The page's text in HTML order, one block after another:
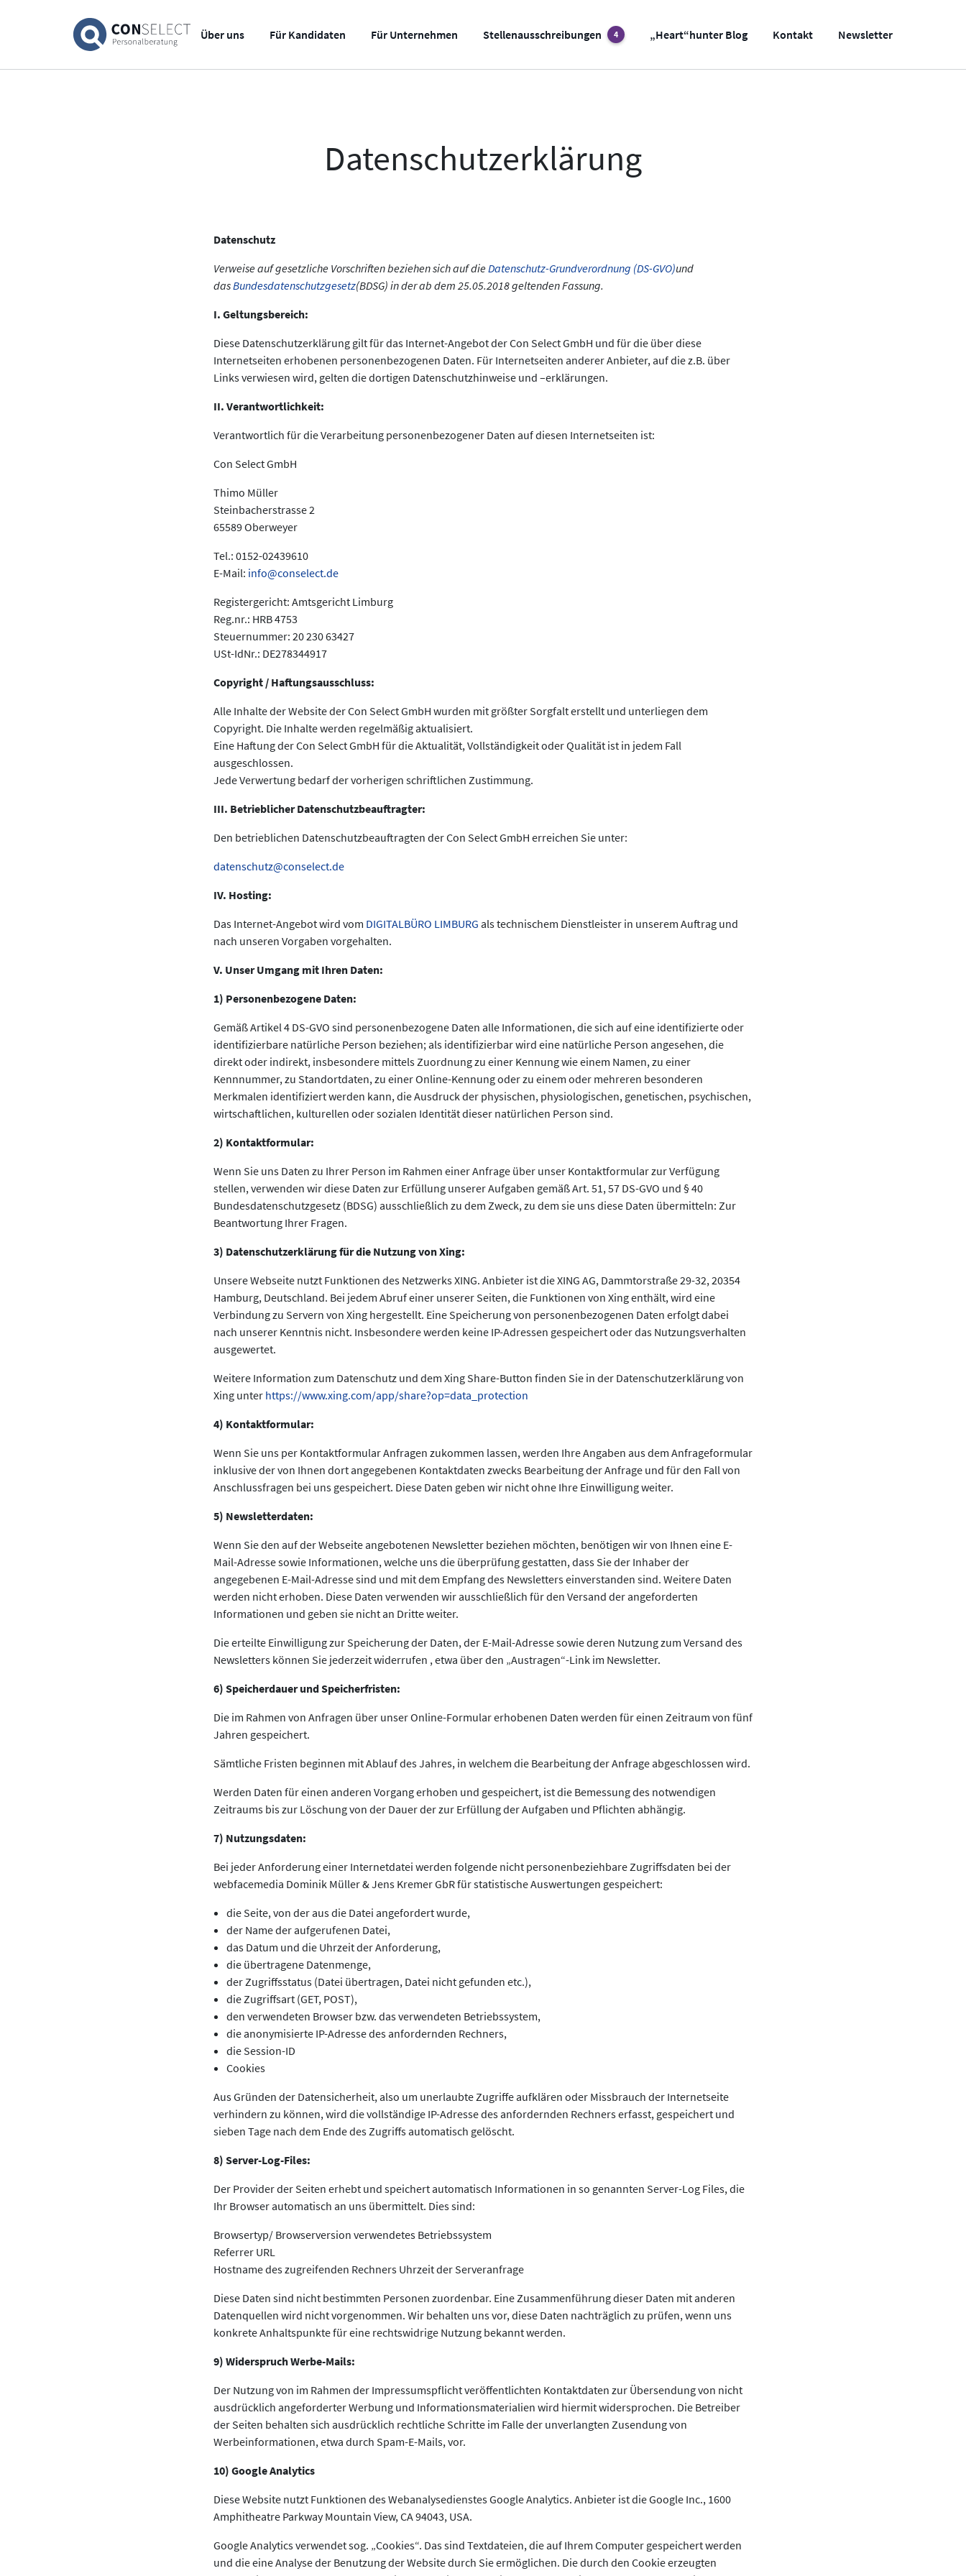
Über uns Für Kandidaten Für Unternehmen Stellenausschreibungen 4 „Heart“hunter Blog Kontakt Newsletter
Datenschutzerklärung
Datenschutz
Verweise auf gesetzliche Vorschriften beziehen sich auf dieDatenschutz-Grundverordnung (DS-GVO)und
dasBundesdatenschutzgesetz(BDSG) in der ab dem 25.05.2018 geltenden Fassung.
I. Geltungsbereich:
Diese Datenschutzerklärung gilt für das Internet-Angebot der Con Select GmbH und für die über diese
Internetseiten erhobenen personenbezogenen Daten. Für Internetseiten anderer Anbieter, auf die z.B. über
Links verwiesen wird, gelten die dortigen Datenschutzhinweise und –erklärungen.
II. Verantwortlichkeit:
Verantwortlich für die Verarbeitung personenbezogener Daten auf diesen Internetseiten ist:
Con Select GmbH
Thimo Müller
Steinbacherstrasse 2
65589 Oberweyer
Tel.: 0152-02439610
E-Mail: info@conselect.de
Registergericht: Amtsgericht Limburg
Reg.nr.: HRB 4753
Steuernummer: 20 230 63427
USt-IdNr.: DE278344917
Copyright / Haftungsausschluss:
Alle Inhalte der Website der Con Select GmbH wurden mit größter Sorgfalt erstellt und unterliegen dem
Copyright. Die Inhalte werden regelmäßig aktualisiert.
Eine Haftung der Con Select GmbH für die Aktualität, Vollständigkeit oder Qualität ist in jedem Fall
ausgeschlossen.
Jede Verwertung bedarf der vorherigen schriftlichen Zustimmung.
III. Betrieblicher Datenschutzbeauftragter:
Den betrieblichen Datenschutzbeauftragten der Con Select GmbH erreichen Sie unter:
datenschutz@conselect.de
IV. Hosting:
Das Internet-Angebot wird vom DIGITALBÜRO LIMBURG als technischem Dienstleister in unserem Auftrag und
nach unseren Vorgaben vorgehalten.
V. Unser Umgang mit Ihren Daten:
1) Personenbezogene Daten:
Gemäß Artikel 4 DS-GVO sind personenbezogene Daten alle Informationen, die sich auf eine identifizierte oder
identifizierbare natürliche Person beziehen; als identifizierbar wird eine natürliche Person angesehen, die
direkt oder indirekt, insbesondere mittels Zuordnung zu einer Kennung wie einem Namen, zu einer
Kennnummer, zu Standortdaten, zu einer Online-Kennung oder zu einem oder mehreren besonderen
Merkmalen identifiziert werden kann, die Ausdruck der physischen, physiologischen, genetischen, psychischen,
wirtschaftlichen, kulturellen oder sozialen Identität dieser natürlichen Person sind.
2) Kontaktformular:
Wenn Sie uns Daten zu Ihrer Person im Rahmen einer Anfrage über unser Kontaktformular zur Verfügung
stellen, verwenden wir diese Daten zur Erfüllung unserer Aufgaben gemäß Art. 51, 57 DS-GVO und § 40
Bundesdatenschutzgesetz (BDSG) ausschließlich zu dem Zweck, zu dem sie uns diese Daten übermitteln: Zur
Beantwortung Ihrer Fragen.
3) Datenschutzerklärung für die Nutzung von Xing:
Unsere Webseite nutzt Funktionen des Netzwerks XING. Anbieter ist die XING AG, Dammtorstraße 29-32, 20354
Hamburg, Deutschland. Bei jedem Abruf einer unserer Seiten, die Funktionen von Xing enthält, wird eine
Verbindung zu Servern von Xing hergestellt. Eine Speicherung von personenbezogenen Daten erfolgt dabei
nach unserer Kenntnis nicht. Insbesondere werden keine IP-Adressen gespeichert oder das Nutzungsverhalten
ausgewertet.
Weitere Information zum Datenschutz und dem Xing Share-Button finden Sie in der Datenschutzerklärung von
Xing unter https://www.xing.com/app/share?op=data_protection
4) Kontaktformular:
Wenn Sie uns per Kontaktformular Anfragen zukommen lassen, werden Ihre Angaben aus dem Anfrageformular
inklusive der von Ihnen dort angegebenen Kontaktdaten zwecks Bearbeitung der Anfrage und für den Fall von
Anschlussfragen bei uns gespeichert. Diese Daten geben wir nicht ohne Ihre Einwilligung weiter.
5) Newsletterdaten:
Wenn Sie den auf der Webseite angebotenen Newsletter beziehen möchten, benötigen wir von Ihnen eine E-
Mail-Adresse sowie Informationen, welche uns die überprüfung gestatten, dass Sie der Inhaber der
angegebenen E-Mail-Adresse sind und mit dem Empfang des Newsletters einverstanden sind. Weitere Daten
werden nicht erhoben. Diese Daten verwenden wir ausschließlich für den Versand der angeforderten
Informationen und geben sie nicht an Dritte weiter.
Die erteilte Einwilligung zur Speicherung der Daten, der E-Mail-Adresse sowie deren Nutzung zum Versand des
Newsletters können Sie jederzeit widerrufen , etwa über den „Austragen“-Link im Newsletter.
6) Speicherdauer und Speicherfristen:
Die im Rahmen von Anfragen über unser Online-Formular erhobenen Daten werden für einen Zeitraum von fünf
Jahren gespeichert.
Sämtliche Fristen beginnen mit Ablauf des Jahres, in welchem die Bearbeitung der Anfrage abgeschlossen wird.
Werden Daten für einen anderen Vorgang erhoben und gespeichert, ist die Bemessung des notwendigen
Zeitraums bis zur Löschung von der Dauer der zur Erfüllung der Aufgaben und Pflichten abhängig.
7) Nutzungsdaten:
Bei jeder Anforderung einer Internetdatei werden folgende nicht personenbeziehbare Zugriffsdaten bei der
webfacemedia Dominik Müller & Jens Kremer GbR für statistische Auswertungen gespeichert:
die Seite, von der aus die Datei angefordert wurde,
der Name der aufgerufenen Datei,
das Datum und die Uhrzeit der Anforderung,
die übertragene Datenmenge,
der Zugriffsstatus (Datei übertragen, Datei nicht gefunden etc.),
die Zugriffsart (GET, POST),
den verwendeten Browser bzw. das verwendeten Betriebssystem,
die anonymisierte IP-Adresse des anfordernden Rechners,
die Session-ID
Cookies
Aus Gründen der Datensicherheit, also um unerlaubte Zugriffe aufklären oder Missbrauch der Internetseite
verhindern zu können, wird die vollständige IP-Adresse des anfordernden Rechners erfasst, gespeichert und
sieben Tage nach dem Ende des Zugriffs automatisch gelöscht.
8) Server-Log-Files:
Der Provider der Seiten erhebt und speichert automatisch Informationen in so genannten Server-Log Files, die
Ihr Browser automatisch an uns übermittelt. Dies sind:
Browsertyp/ Browserversion verwendetes Betriebssystem
Referrer URL
Hostname des zugreifenden Rechners Uhrzeit der Serveranfrage
Diese Daten sind nicht bestimmten Personen zuordenbar. Eine Zusammenführung dieser Daten mit anderen
Datenquellen wird nicht vorgenommen. Wir behalten uns vor, diese Daten nachträglich zu prüfen, wenn uns
konkrete Anhaltspunkte für eine rechtswidrige Nutzung bekannt werden.
9) Widerspruch Werbe-Mails:
Der Nutzung von im Rahmen der Impressumspflicht veröffentlichten Kontaktdaten zur Übersendung von nicht
ausdrücklich angeforderter Werbung und Informationsmaterialien wird hiermit widersprochen. Die Betreiber
der Seiten behalten sich ausdrücklich rechtliche Schritte im Falle der unverlangten Zusendung von
Werbeinformationen, etwa durch Spam-E-Mails, vor.
10) Google Analytics
Diese Website nutzt Funktionen des Webanalysedienstes Google Analytics. Anbieter ist die Google Inc., 1600
Amphitheatre Parkway Mountain View, CA 94043, USA.
Google Analytics verwendet sog. „Cookies“. Das sind Textdateien, die auf Ihrem Computer gespeichert werden
und die eine Analyse der Benutzung der Website durch Sie ermöglichen. Die durch den Cookie erzeugten